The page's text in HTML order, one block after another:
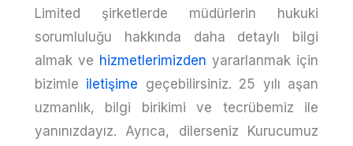
Limited şirketlerde müdürlerin hukuki
sorumluluğu hakkında daha detaylı bilgi
almak ve hizmetlerimizden yararlanmak için
bizimle iletişime geçebilirsiniz. 25 yılı aşan
uzmanlık, bilgi birikimi ve tecrübemiz ile
yanınızdayız. Ayrıca, dilerseniz Kurucumuz